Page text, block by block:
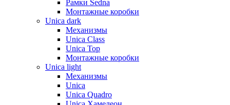
Рамки Sedna
Монтажные коробки
Unica dark
Механизмы
Unica Class
Unica Top
Монтажные коробки
Unica light
Механизмы
Unica
Unica Quadro